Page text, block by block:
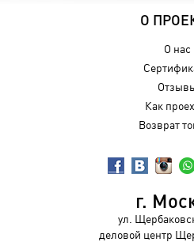
О
О нас
Как
Возврат
г.
ул.
деловой центр